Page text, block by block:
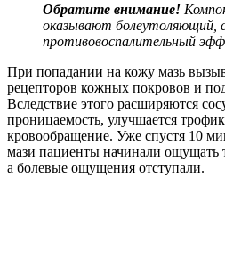
Обратите внимание!
оказывают болеутоляющий,
противовоспалительный
При попадании на кожу мазь
рецепторов кожных покровов и
Вследствие этого расширяются
проницаемость, улучшается
кровообращение. Уже спустя 10
мази пациенты начинали ощущать
а болевые ощущения отступали.